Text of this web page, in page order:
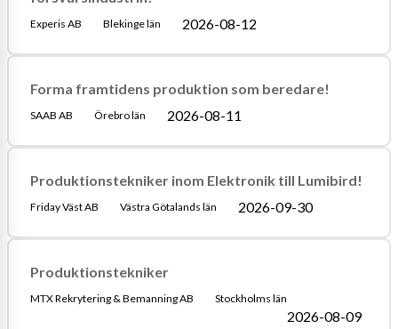
Experis AB Blekinge län 2026-08-12
Forma framtidens produktion som beredare!
SAAB AB Örebro län 2026-08-11
Produktionstekniker inom Elektronik till Lumibird!
Friday Väst AB Västra Götalands län 2026-09-30
Produktionstekniker
MTX Rekrytering & Bemanning AB Stockholms län
2026-08-09